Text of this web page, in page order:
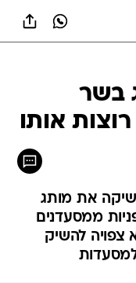
בשר
אותו
את מותג
ממסעדנים
צפויה להשיק